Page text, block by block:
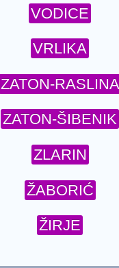
VODICE
VRLIKA
ZATON-RASLINA
ZATON-ŠIBENIK
ZLARIN
ŽABORIĆ
ŽIRJE